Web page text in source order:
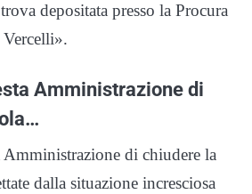
depositata presso la Procura
Amministrazione di
Amministrazione di chiudere la
dalla situazione incresciosa